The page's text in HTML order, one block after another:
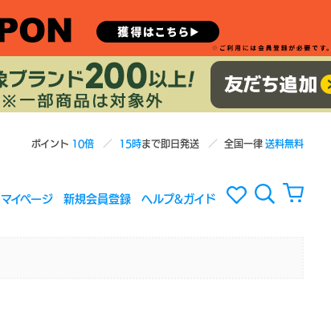
ポイント 10倍 15時まで即日発送 全国一律送料無料
マイページ 新規会員登録 ヘルプ&ガイド